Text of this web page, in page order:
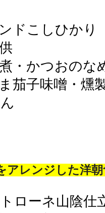
ドこしひかり
・かつおのな
茄子味噌・燻
アレンジした洋
ローネ山陰仕